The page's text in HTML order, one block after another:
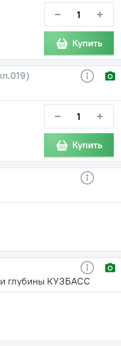
− +
Купить
− +
Купить
глубины КУЗБАСС